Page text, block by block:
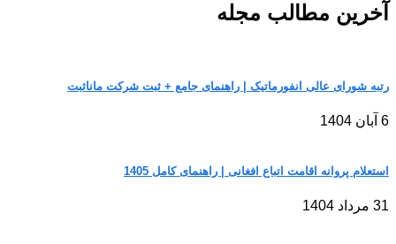
آخرین مطالب مجله
رتبه شورای عالی انفورماتیک | راهنمای جامع + ثبت شرکت مانا‌ثبت
6 آبان 1404
استعلام پروانه اقامت اتباع افغانی | راهنمای کامل 1405
31 مرداد 1404